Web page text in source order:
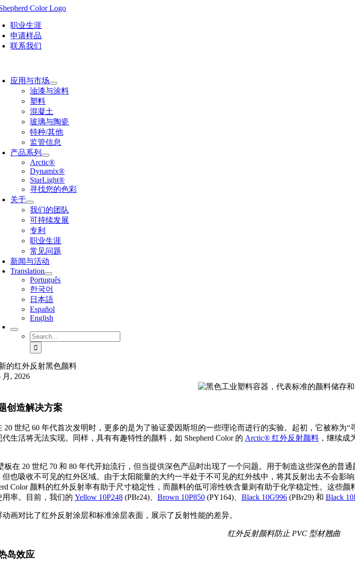
Skip
content
职业生涯
申请样品
联系我们
应用与市场
油漆与涂料
塑料
混凝土
玻璃与陶瓷
特种/其他
监管信息
产品系列
Arctic®
Dynamix®
StarLight®
寻找您的色彩
关于
我们的团队
可持续发展
专利
职业生涯
常见问题
新闻与活动
Translation
Português
한국어
日本語
Español
English
Search
for:
的红外反射黑色颜料
月, 2026
创造解决方案
20 世纪 60 年代首次发明时，更多的是为了验证爱因斯坦的一些理论而进行的实验。起初，它被称
生活将无法实现。同样，具有有趣特性的颜料，如 Shepherd Color 的 Arctic® 红外反射颜料，继续成
板在 20 世纪 70 和 80 年代开始流行，但当提供深色产品时出现了一个问题。用于制造这些深色的普
但也吸收不可见的红外区域。由于太阳能量的大约一半处于不可见的红外线中，将其反射出去不会影
Color 颜料的红外反射率有助于尺寸稳定性，而颜料的低可溶性铁含量则有助于化学稳定性。这些
用率。目前，我们的 Yellow 10P248(PBr24)、 Brown 10P850(PY164)、 Black 10G996(PBr29) 和 Black
红外反射颜料防止 PVC 型材翘曲
岛效应